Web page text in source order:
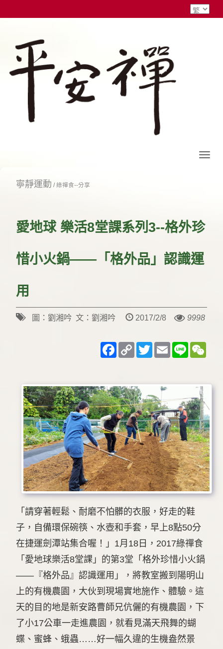
寧靜運動 /綠禪食--分享
愛地球 樂活8堂課系列3--格外珍
惜小火鍋——「格外品」認識運
用
圖：劉湘吟 文：劉湘吟 2017/2/8 9998
Facebook
Copy
Link
TwitterEmailLine
「請穿著輕鬆、耐磨不怕髒的衣服，好走的鞋
子，自備環保碗筷、水壺和手套，早上8點50分
在捷運劍潭站集合喔！」1月18日，2017綠禪食
「愛地球樂活8堂課」的第3堂「格外珍惜小火鍋
——『格外品』認識運用」，將教室搬到陽明山
上的有機農園，大伙到現場實地施作、體驗。這
天的目的地是新安路曹師兄伉儷的有機農園，下
了小17公車一走進農園，就看見滿天飛舞的蝴
蝶、蜜蜂、蛾蟲……好一幅久違的生機盎然景